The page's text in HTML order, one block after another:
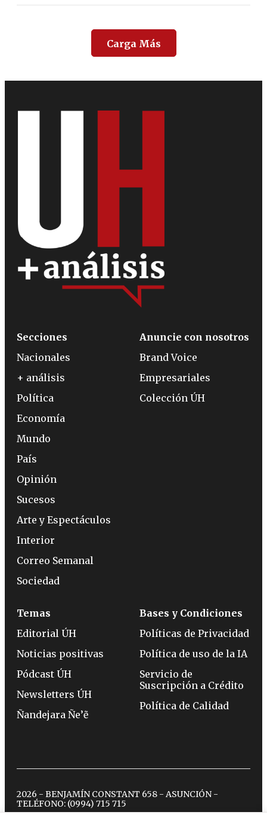
Carga Más
Secciones
Nacionales
+ análisis
Política
Economía
Mundo
País
Opinión
Sucesos
Arte y Espectáculos
Interior
Correo Semanal
Sociedad
Anuncie con nosotros
Brand Voice
Empresariales
Colección ÚH
Temas
Editorial ÚH
Noticias positivas
Pódcast ÚH
Newsletters ÚH
Ñandejara Ñe’ẽ
Bases y Condiciones
Políticas de Privacidad
Política de uso de la IA
Servicio de
Suscripción a Crédito
Política de Calidad
2026 - BENJAMÍN CONSTANT 658 - ASUNCIÓN -
TELÉFONO: (0994) 715 715